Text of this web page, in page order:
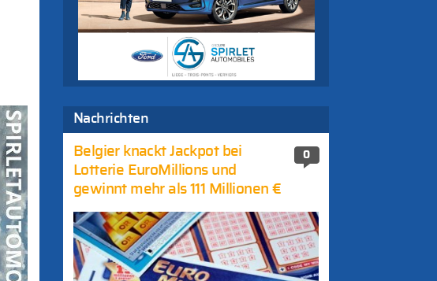
Nachrichten
0
Belgier knackt Jackpot bei
Lotterie EuroMillions und
gewinnt mehr als 111 Millionen €